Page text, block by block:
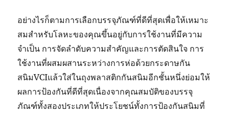
อย่างไรก็ตามการเลือกบรรจุภัณฑ์ที่ดีที่สุดเพื่อให้เหมาะ
สมสำหรับโลหะของคุณขึ้นอยู่กับการใช้งานที่มีความ
จำเป็น การจัดลำดับความสำคัญและการตัดสินใจ การ
ใช้งานที่ผสมผสานระหว่างการห่อด้วยกระดาษกัน
สนิมVCIแล้วใส่ในถุงพลาสติกกันสนิมอีกชั้นหนึ่งย่อมให้
ผลการป้องกันที่ดีที่สุดเนื่องจากคุณสมบัติของบรรจุ
ภัณฑ์ทั้งสองประเภทให้ประโยชน์ทั้งการป้องกันสนิมที่